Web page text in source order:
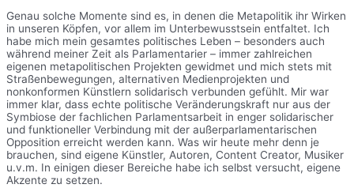
Genau solche Momente sind es, in denen die Metapolitik ihr Wirken
in unseren Köpfen, vor allem im Unterbewusstsein entfaltet. Ich
habe mich mein gesamtes politisches Leben – besonders auch
während meiner Zeit als Parlamentarier – immer zahlreichen
eigenen metapolitischen Projekten gewidmet und mich stets mit
Straßenbewegungen, alternativen Medienprojekten und
nonkonformen Künstlern solidarisch verbunden gefühlt. Mir war
immer klar, dass echte politische Veränderungskraft nur aus der
Symbiose der fachlichen Parlamentsarbeit in enger solidarischer
und funktioneller Verbindung mit der außerparlamentarischen
Opposition erreicht werden kann. Was wir heute mehr denn je
brauchen, sind eigene Künstler, Autoren, Content Creator, Musiker
u.v.m. In einigen dieser Bereiche habe ich selbst versucht, eigene
Akzente zu setzen.